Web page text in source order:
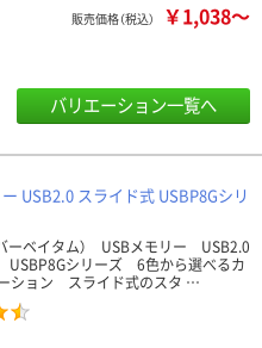
販売価格（税込） ￥1,038～
バリエーション一覧へ
USB2.0 スライド式 USBP8Gシリ
ーベイタム） USBメモリー USB2.0
シリーズ 6色から選べるカ
ション スライド式のスタ …